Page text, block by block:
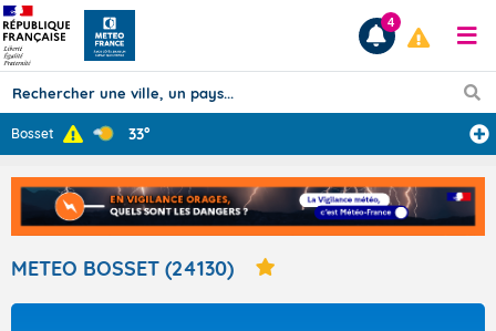
Prévisions
TOUS LES RÉSULTATS
Articles
4
Bosset 33°
METEO BOSSET (24130)